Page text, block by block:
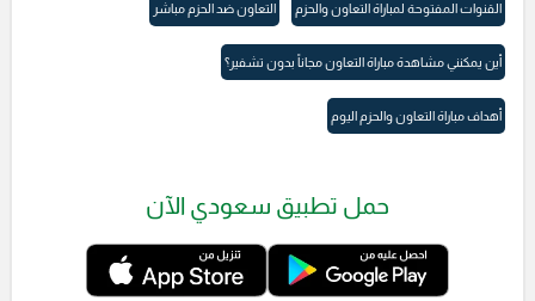
القنوات المفتوحة لمباراة التعاون والحزم التعاون ضد الحزم مباشر
أين يمكنني مشاهدة مباراة التعاون مجاناً بدون تشفير؟
أهداف مباراة التعاون والحزم اليوم
حمل تطبيق سعودي الآن